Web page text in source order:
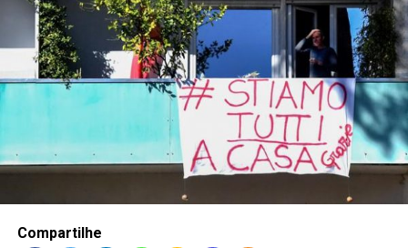
HOME
LANÇAMENTOS
Compartilhe